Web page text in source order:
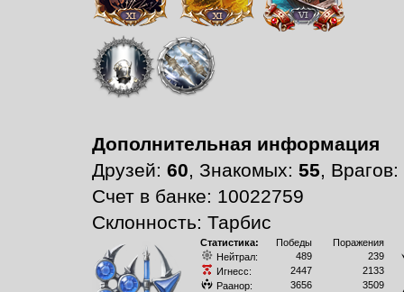
Дополнительная информация
Друзей: 60, Знакомых: 55, Врагов:
Счет в банке: 10022759
Склонность: Тарбис
Статистика: Победы
Поражения
Нейтрал:
489
239
Игнесс:
2447
2133
Раанор:
3656
3509